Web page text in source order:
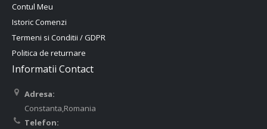
Contul Meu
Istoric Comenzi
Termeni si Conditii / GDPR
Politica de returnare
Informatii Contact
Adresa:
Constanta,Romania
Telefon: